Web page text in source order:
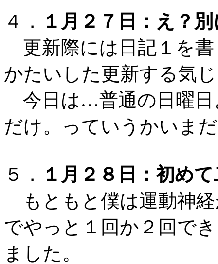
４．
１月２７日：え？
更新際には日記１を
かたいした更新する気
今日は…普通の日曜日
だけ。っていうかいま
５．
１月２８日：初め
もともと僕は運動神
でやっと１回か２回で
ました。